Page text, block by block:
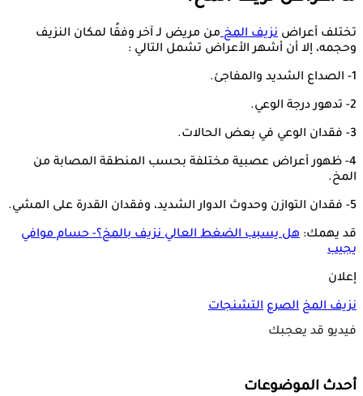
تختلف أعراض نزيف المخمن مريض لـ آخر وفقًا لمكان النزيف
وحجمه، إلا أن أشهر الأعراض تشمل التالي :
1- الصداع الشديد والمفاجئ.
2- تدهور درجة الوعي.
3- فقدان الوعي في بعض الحالات.
4- ظهور أعراض عصبية مختلفة بحسب المنطقة المصابة من
المخ.
5- فقدان التوازن وحدوث الدوار الشديد، وفقدان القدرة على المشي.
قد يهمك: هل يسبب الضغط العالي نزيف بالمخ؟- حسام موافي
يجيب
إعلان
نزيف المخ الصرع التشنجات
فيديو قد يعجبك
أحدث الموضوعات